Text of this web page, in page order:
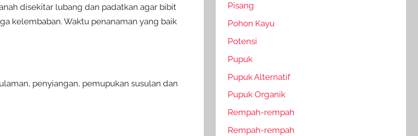
disekitar lubang dan padatkan agar bibit
kelembaban. Waktu penanaman yang baik
penyiangan, pemupukan susulan dan
Pisang
Pohon Kayu
Potensi
Pupuk
Pupuk Alternatif
Pupuk Organik
Rempah-rempah
Rempah-rempah